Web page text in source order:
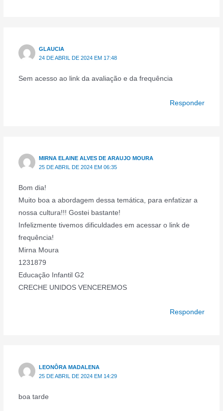
GLAUCIA
24 DE ABRIL DE 2024 EM 17:48
Sem acesso ao link da avaliação e da frequência
Responder
MIRNA ELAINE ALVES DE ARAUJO MOURA
25 DE ABRIL DE 2024 EM 06:35
Bom dia!
Muito boa a abordagem dessa temática, para enfatizar a
nossa cultura!!! Gostei bastante!
Infelizmente tivemos dificuldades em acessar o link de
frequência!
Mirna Moura
1231879
Educação Infantil G2
CRECHE UNIDOS VENCEREMOS
Responder
LEONÔRA MADALENA
25 DE ABRIL DE 2024 EM 14:29
boa tarde